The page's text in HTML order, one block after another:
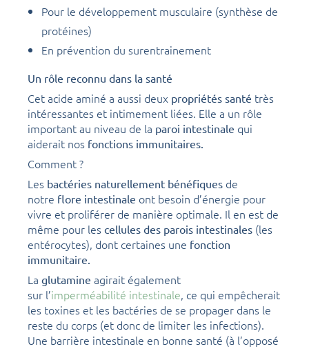
Pour le développement musculaire (synthèse de
protéines)
En prévention du surentrainement
Un rôle reconnu dans la santé
Cet acide aminé a aussi deux propriétés santé très
intéressantes et intimement liées. Elle a un rôle
important au niveau de la paroi intestinale qui
aiderait nos fonctions immunitaires.
Comment ?
Les bactéries naturellement bénéfiques de
notre flore intestinale ont besoin d’énergie pour
vivre et proliférer de manière optimale. Il en est de
même pour les cellules des parois intestinales (les
entérocytes), dont certaines une fonction
immunitaire.
La glutamine agirait également
sur l’imperméabilité intestinale, ce qui empêcherait
les toxines et les bactéries de se propager dans le
reste du corps (et donc de limiter les infections).
Une barrière intestinale en bonne santé (à l’opposé